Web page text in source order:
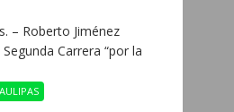
– Roberto Jiménez
Carrera “por la